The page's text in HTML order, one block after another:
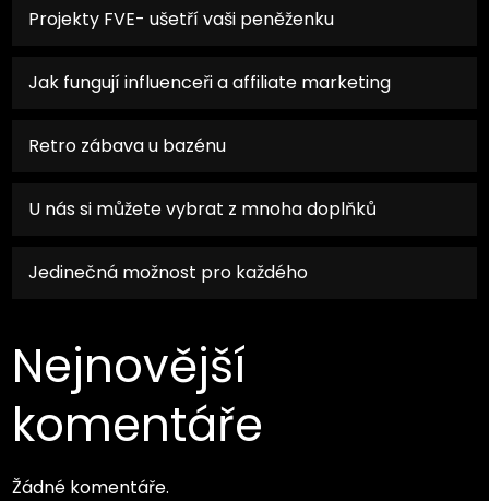
Projekty FVE- ušetří vaši peněženku
Jak fungují influenceři a affiliate marketing
Retro zábava u bazénu
U nás si můžete vybrat z mnoha doplňků
Jedinečná možnost pro každého
Nejnovější
komentáře
Žádné komentáře.